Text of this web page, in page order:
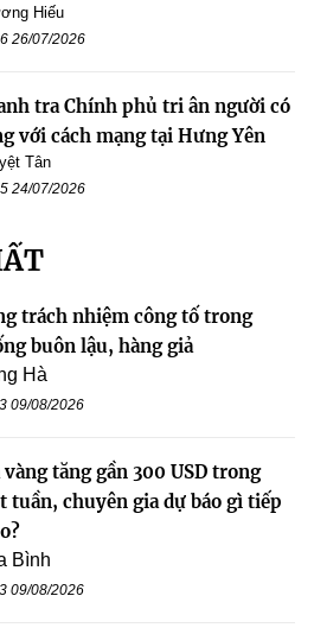
Hiếu
26/07/2026
tra Chính phủ tri ân người có
với cách mạng tại Hưng Yên
Tân
24/07/2026
trách nhiệm công tố trong
buôn lậu, hàng giả
Hà
09/08/2026
vàng tăng gần 300 USD trong
tuần, chuyên gia dự báo gì tiếp
Bình
09/08/2026